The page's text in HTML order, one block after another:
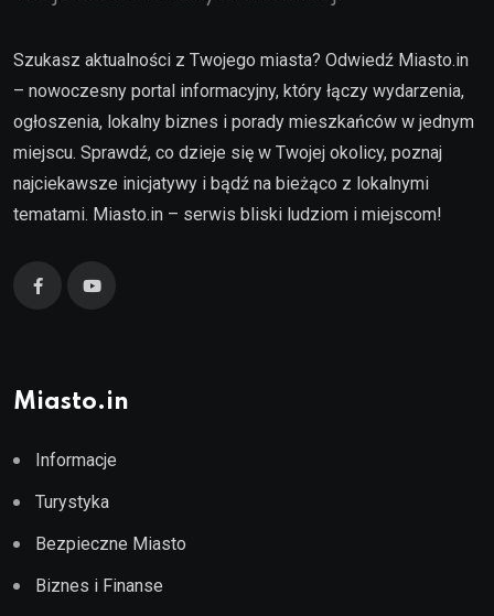
Szukasz aktualności z Twojego miasta? Odwiedź Miasto.in
– nowoczesny portal informacyjny, który łączy wydarzenia,
ogłoszenia, lokalny biznes i porady mieszkańców w jednym
miejscu. Sprawdź, co dzieje się w Twojej okolicy, poznaj
najciekawsze inicjatywy i bądź na bieżąco z lokalnymi
tematami. Miasto.in – serwis bliski ludziom i miejscom!
Miasto.in
Informacje
Turystyka
Bezpieczne Miasto
Biznes i Finanse